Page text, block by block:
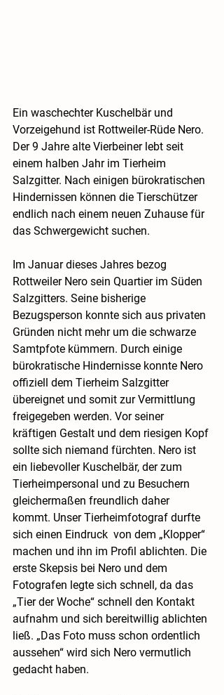
Ein waschechter Kuschelbär und
Vorzeigehund ist Rottweiler-Rüde Nero.
Der 9 Jahre alte Vierbeiner lebt seit
einem halben Jahr im Tierheim
Salzgitter. Nach einigen bürokratischen
Hindernissen können die Tierschützer
endlich nach einem neuen Zuhause für
das Schwergewicht suchen.
Im Januar dieses Jahres bezog
Rottweiler Nero sein Quartier im Süden
Salzgitters. Seine bisherige
Bezugsperson konnte sich aus privaten
Gründen nicht mehr um die schwarze
Samtpfote kümmern. Durch einige
bürokratische Hindernisse konnte Nero
offiziell dem Tierheim Salzgitter
übereignet und somit zur Vermittlung
freigegeben werden. Vor seiner
kräftigen Gestalt und dem riesigen Kopf
sollte sich niemand fürchten. Nero ist
ein liebevoller Kuschelbär, der zum
Tierheimpersonal und zu Besuchern
gleichermaßen freundlich daher
kommt. Unser Tierheimfotograf durfte
sich einen Eindruck  von dem „Klopper“
machen und ihn im Profil ablichten. Die
erste Skepsis bei Nero und dem
Fotografen legte sich schnell, da das
„Tier der Woche“ schnell den Kontakt
aufnahm und sich bereitwillig ablichten
ließ. „Das Foto muss schon ordentlich
aussehen“ wird sich Nero vermutlich
gedacht haben.